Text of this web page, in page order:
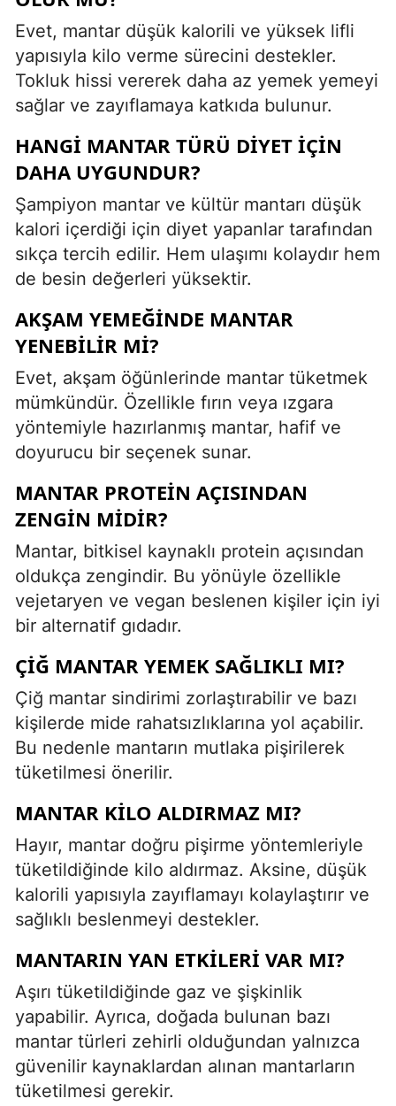
Evet, mantar düşük kalorili ve yüksek lifli
yapısıyla kilo verme sürecini destekler.
Tokluk hissi vererek daha az yemek yemeyi
sağlar ve zayıflamaya katkıda bulunur.
HANGI MANTAR TÜRÜ DIYET IÇIN
DAHA UYGUNDUR?
Şampiyon mantar ve kültür mantarı düşük
kalori içerdiği için diyet yapanlar tarafından
sıkça tercih edilir. Hem ulaşımı kolaydır hem
de besin değerleri yüksektir.
AKŞAM YEMEĞINDE MANTAR
YENEBILIR MI?
Evet, akşam öğünlerinde mantar tüketmek
mümkündür. Özellikle fırın veya ızgara
yöntemiyle hazırlanmış mantar, hafif ve
doyurucu bir seçenek sunar.
MANTAR PROTEIN AÇISINDAN
ZENGIN MIDIR?
Mantar, bitkisel kaynaklı protein açısından
oldukça zengindir. Bu yönüyle özellikle
vejetaryen ve vegan beslenen kişiler için iyi
bir alternatif gıdadır.
ÇIĞ MANTAR YEMEK SAĞLIKLI MI?
Çiğ mantar sindirimi zorlaştırabilir ve bazı
kişilerde mide rahatsızlıklarına yol açabilir.
Bu nedenle mantarın mutlaka pişirilerek
tüketilmesi önerilir.
MANTAR KILO ALDIRMAZ MI?
Hayır, mantar doğru pişirme yöntemleriyle
tüketildiğinde kilo aldırmaz. Aksine, düşük
kalorili yapısıyla zayıflamayı kolaylaştırır ve
sağlıklı beslenmeyi destekler.
MANTARIN YAN ETKILERI VAR MI?
Aşırı tüketildiğinde gaz ve şişkinlik
yapabilir. Ayrıca, doğada bulunan bazı
mantar türleri zehirli olduğundan yalnızca
güvenilir kaynaklardan alınan mantarların
tüketilmesi gerekir.